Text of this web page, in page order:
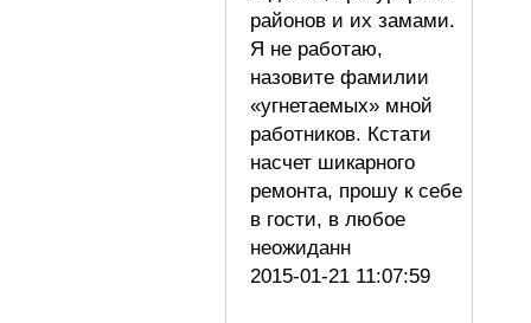
районов и их замами.
Я не работаю,
назовите фамилии
«угнетаемых» мной
работников. Кстати
насчет шикарного
ремонта, прошу к себе
в гости, в любое
неожиданн
2015-01-21 11:07:59